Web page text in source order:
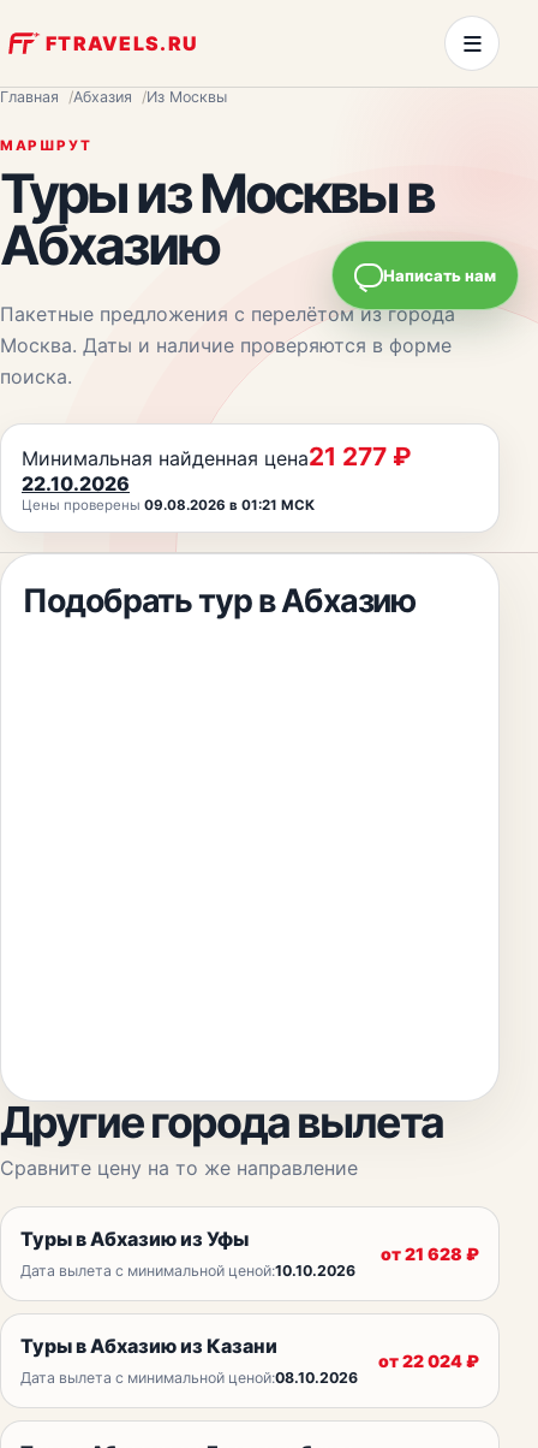
FTRAVELS.RU ≡
Главная Абхазия Из Москвы
МАРШРУТ
Туры изМосквыв
Абхазию
Пакетные предложения с перелётом из города
Москва. Даты и наличие проверяются в форме
поиска.
Минимальная найденная цена21 277 ₽
22.10.2026
Цены проверены 09.08.2026 в 01:21 МСК
Подобрать турв Абхазию
Другие города вылета
Сравните цену на то же направление
Туры в Абхазию из Уфы
Дата вылета с минимальной ценой:10.10.2026
от21 628 ₽
Туры в Абхазию из Казани
Дата вылета с минимальной ценой:08.10.2026
от22 024₽
Написать нам